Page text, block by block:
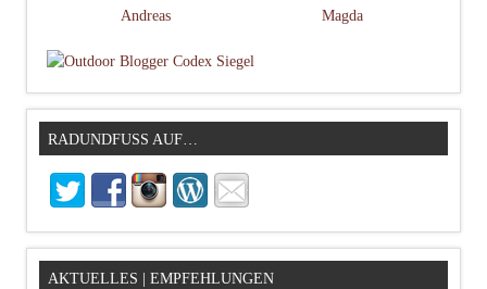
Andreas Magda
RADUNDFUSS AUF…
AKTUELLES | EMPFEHLUNGEN